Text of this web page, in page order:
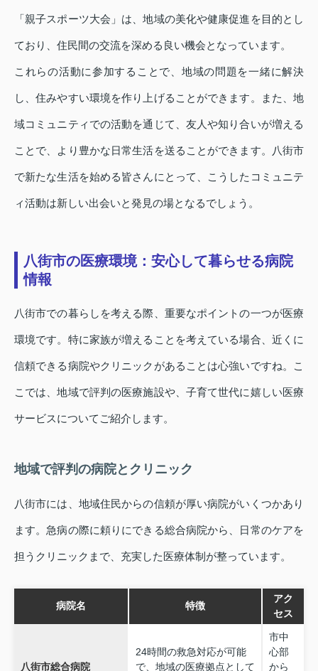
「親子スポーツ大会」は、地域の美化や健康促進を目的とし
ており、住民間の交流を深める良い機会となっています。
これらの活動に参加することで、地域の問題を一緒に解決
し、住みやすい環境を作り上げることができます。また、地
域コミュニティでの活動を通じて、友人や知り合いが増える
ことで、より豊かな日常生活を送ることができます。八街市
で新たな生活を始める皆さんにとって、こうしたコミュニテ
ィ活動は新しい出会いと発見の場となるでしょう。
八街市の医療環境：安心して暮らせる病院
情報
八街市での暮らしを考える際、重要なポイントの一つが医療
環境です。特に家族が増えることを考えている場合、近くに
信頼できる病院やクリニックがあることは心強いですね。こ
こでは、地域で評判の医療施設や、子育て世代に嬉しい医療
サービスについてご紹介します。
地域で評判の病院とクリニック
八街市には、地域住民からの信頼が厚い病院がいくつかあり
ます。急病の際に頼りにできる総合病院から、日常のケアを
担うクリニックまで、充実した医療体制が整っています。
病院名 特徴
アク
セス
八街市総合病院
24時間の救急対応が可能
で、地域の医療拠点として
市中
心部
から